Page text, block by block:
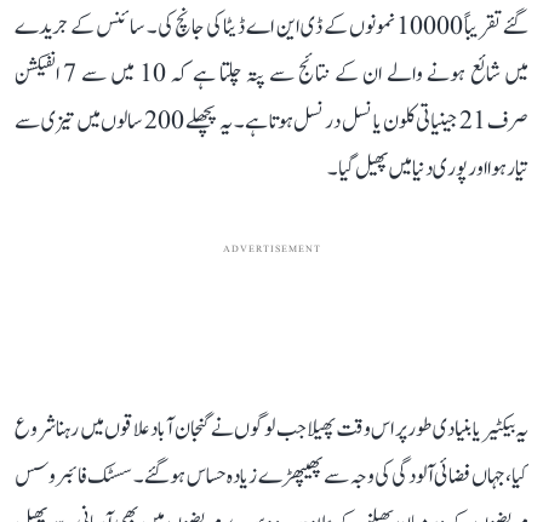
گئے تقریباً 10000 نمونوں کے ڈی این اے ڈیٹا کی جانچ کی۔ سائنس کے جریدے
میں شائع ہونے والے ان کے نتائج سے پتہ چلتا ہے کہ 10 میں سے 7 انفیکشن
صرف 21 جینیاتی کلون یا نسل در نسل ہوتا ہے۔ یہ پچھلے 200 سالوں میں تیزی سے
تیار ہوا اور پوری دنیا میں پھیل گیا۔
ADVERTISEMENT
یہ بیکٹیریا بنیادی طور پر اس وقت پھیلا جب لوگوں نے گنجان آباد علاقوں میں رہنا شروع
کیا، جہاں فضائی آلودگی کی وجہ سے پھیپھڑے زیادہ حساس ہو گئے۔ سسٹک فائبروسس